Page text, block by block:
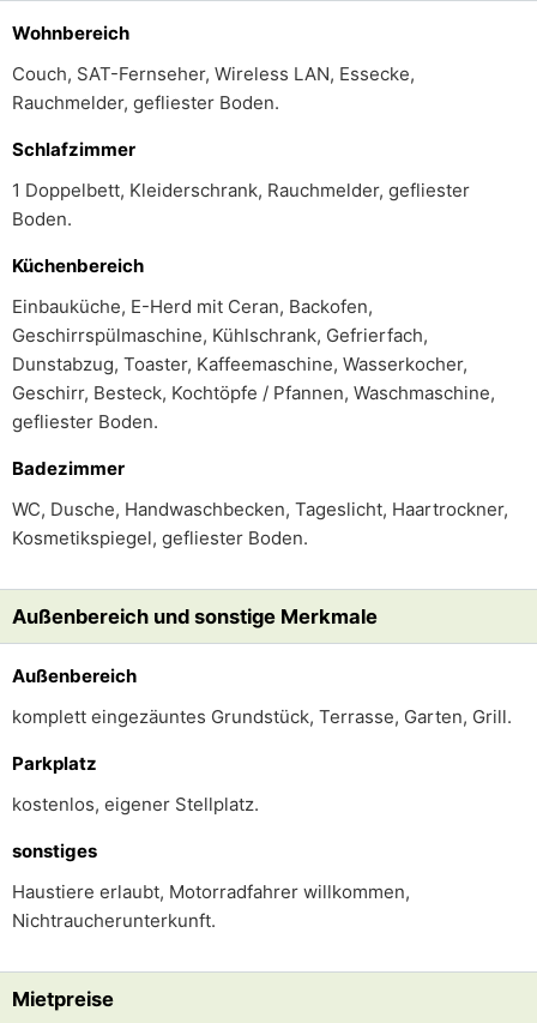
Wohnbereich
Couch, SAT-Fernseher, Wireless LAN, Essecke,
Rauchmelder, gefliester Boden.
Schlafzimmer
1 Doppelbett, Kleiderschrank, Rauchmelder, gefliester
Boden.
Küchenbereich
Einbauküche, E-Herd mit Ceran, Backofen,
Geschirrspülmaschine, Kühlschrank, Gefrierfach,
Dunstabzug, Toaster, Kaffeemaschine, Wasserkocher,
Geschirr, Besteck, Kochtöpfe / Pfannen, Waschmaschine,
gefliester Boden.
Badezimmer
WC, Dusche, Handwaschbecken, Tageslicht, Haartrockner,
Kosmetikspiegel, gefliester Boden.
Außenbereich und sonstige Merkmale
Außenbereich
komplett eingezäuntes Grundstück, Terrasse, Garten, Grill.
Parkplatz
kostenlos, eigener Stellplatz.
sonstiges
Haustiere erlaubt, Motorradfahrer willkommen,
Nichtraucherunterkunft.
Mietpreise